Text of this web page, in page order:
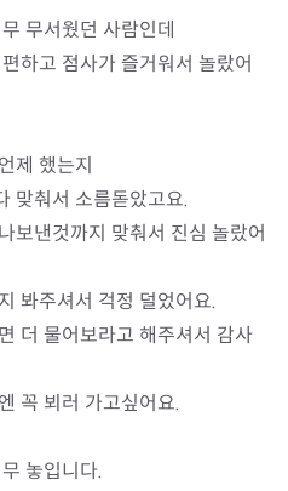
무서웠던 사람인데
하고 점사가 즐거워서 놀랐어
제 했는지
맞춰서 소름돋았고요.
보낸것까지 맞춰서 진심 놀랐어
봐주셔서 걱정 덜었어요.
더 물어보라고 해주셔서 감사
꼭 뵈러 가고싶어요.
놓입니다.